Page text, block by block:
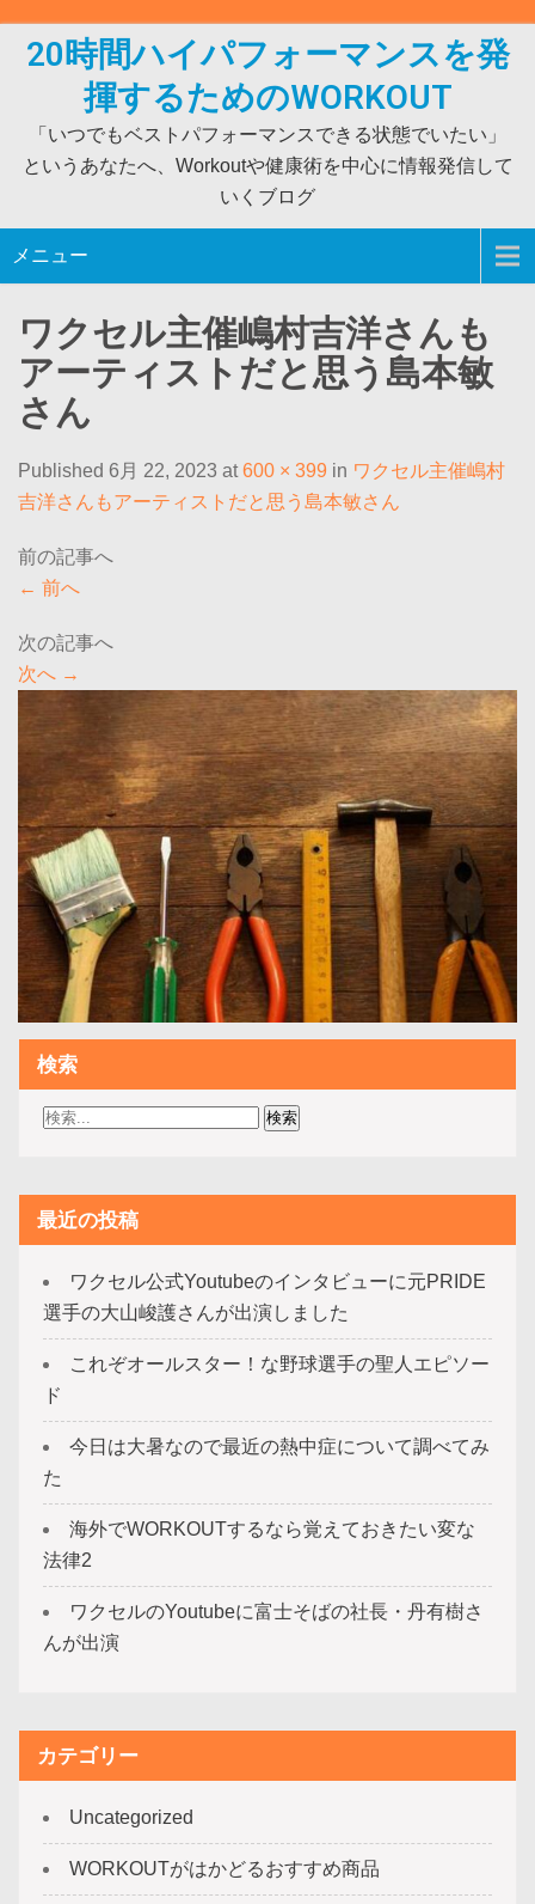
20時間ハイパフォーマンスを発
揮するためのWORKOUT
「いつでもベストパフォーマンスできる状態でいたい」
というあなたへ、Workoutや健康術を中心に情報発信して
いくブログ
メニュー
ワクセル主催嶋村吉洋さんも
アーティストだと思う島本敏
さん
Published 6月 22, 2023 at600 × 399 in ワクセル主催嶋村
吉洋さんもアーティストだと思う島本敏さん
← 前へ
次へ →
検索
最近の投稿
ワクセル公式Youtubeのインタビューに元PRIDE
選手の大山峻護さんが出演しました
これぞオールスター！な野球選手の聖人エピソー
ド
今日は大暑なので最近の熱中症について調べてみ
た
海外でWORKOUTするなら覚えておきたい変な
法律2
ワクセルのYoutubeに富士そばの社長・丹有樹さ
んが出演
カテゴリー
Uncategorized
WORKOUTがはかどるおすすめ商品